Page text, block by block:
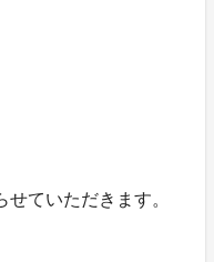
ていただきます。